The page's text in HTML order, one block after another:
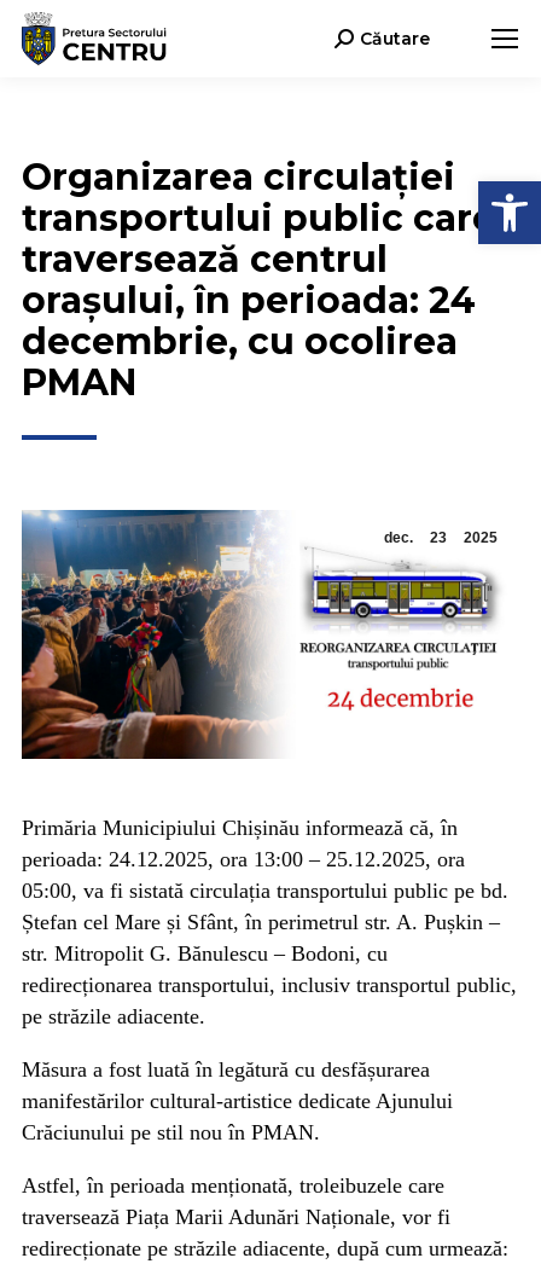
Search:Căutare
Organizarea circulației
transportului public care
traversează centrul
orașului, în perioada: 24
decembrie, cu ocolirea
PMAN
dec. 23 2025
Primăria Municipiului Chișinău informează că, în
perioada: 24.12.2025, ora 13:00 – 25.12.2025, ora
05:00, va fi sistată circulația transportului public pe bd.
Ștefan cel Mare și Sfânt, în perimetrul str. A. Pușkin –
str. Mitropolit G. Bănulescu – Bodoni, cu
redirecționarea transportului, inclusiv transportul public,
pe străzile adiacente.
Măsura a fost luată în legătură cu desfășurarea
manifestărilor cultural-artistice dedicate Ajunului
Crăciunului pe stil nou în PMAN.
Astfel, în perioada menționată, troleibuzele care
traversează Piața Marii Adunări Naționale, vor fi
redirecționate pe străzile adiacente, după cum urmează: